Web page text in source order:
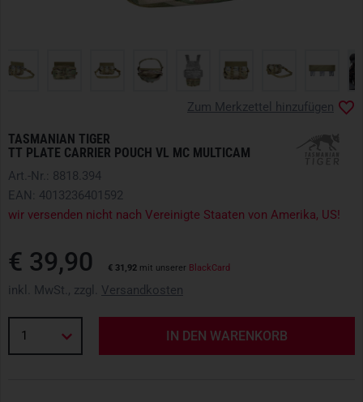
TASMANIAN TIGER
TT PLATE CARRIER POUCH VL MC MULTICAM
Zum Merkzettel hinzufügen
Art.-Nr.: 8818.394
EAN: 4013236401592
wir versenden nicht nach Vereinigte Staaten von Amerika, US!
€ 39,90 € 31,92 mit unserer BlackCard
inkl. MwSt., zzgl. Versandkosten
1 IN DEN WARENKORB